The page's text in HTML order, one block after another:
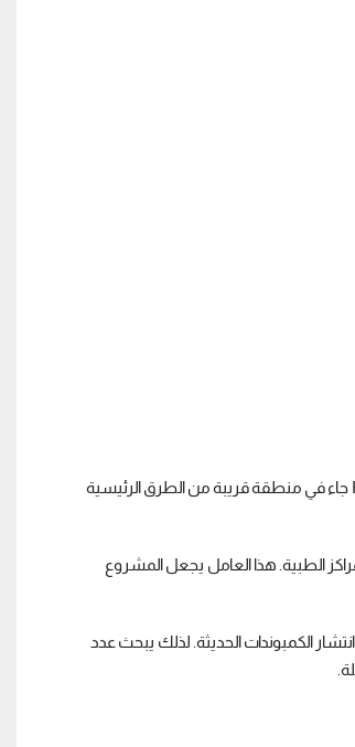
اختيار الموقع يعتبر من اهم العوامل التي تحدد نجاح اي مشروع سكني داخل الشيخ زايد. مشروع Riza جاء في منطقة قريبة من الطرق الرئيسية
الطبية. هذا العامل يجعل المشروع
الكمبوندات الحديثة. لذلك يبحث عدد